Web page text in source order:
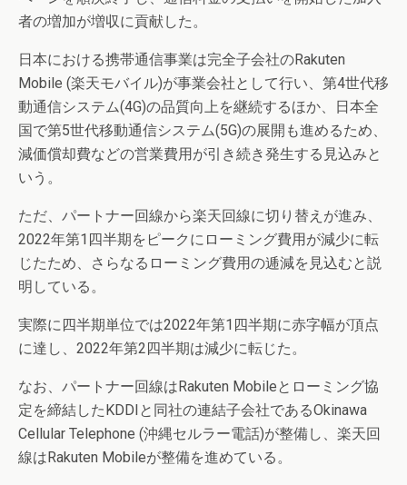
者の増加が増収に貢献した。
日本における携帯通信事業は完全子会社のRakuten
Mobile (楽天モバイル)が事業会社として行い、第4世代移
動通信システム(4G)の品質向上を継続するほか、日本全
国で第5世代移動通信システム(5G)の展開も進めるため、
減価償却費などの営業費用が引き続き発生する見込みと
いう。
ただ、パートナー回線から楽天回線に切り替えが進み、
2022年第1四半期をピークにローミング費用が減少に転
じたため、さらなるローミング費用の逓減を見込むと説
明している。
実際に四半期単位では2022年第1四半期に赤字幅が頂点
に達し、2022年第2四半期は減少に転じた。
なお、パートナー回線はRakuten Mobileとローミング協
定を締結したKDDIと同社の連結子会社であるOkinawa
Cellular Telephone (沖縄セルラー電話)が整備し、楽天回
線はRakuten Mobileが整備を進めている。